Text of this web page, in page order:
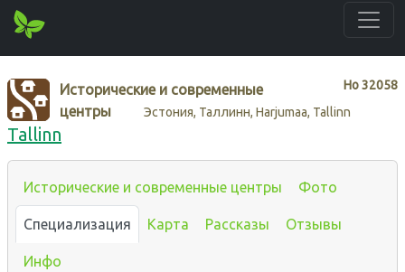
Нo32058
Исторические и современные
центры
Эстония, Таллинн, Harjumaa, Tallinn
Tallinn
Исторические и современные центры Фото
Специализация Карта Рассказы Отзывы
Инфо